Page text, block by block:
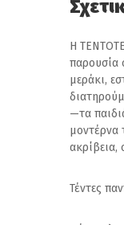
Η
παρουσία
μεράκι,
—τα
μοντέρνα
ακρίβεια,
Τέντες